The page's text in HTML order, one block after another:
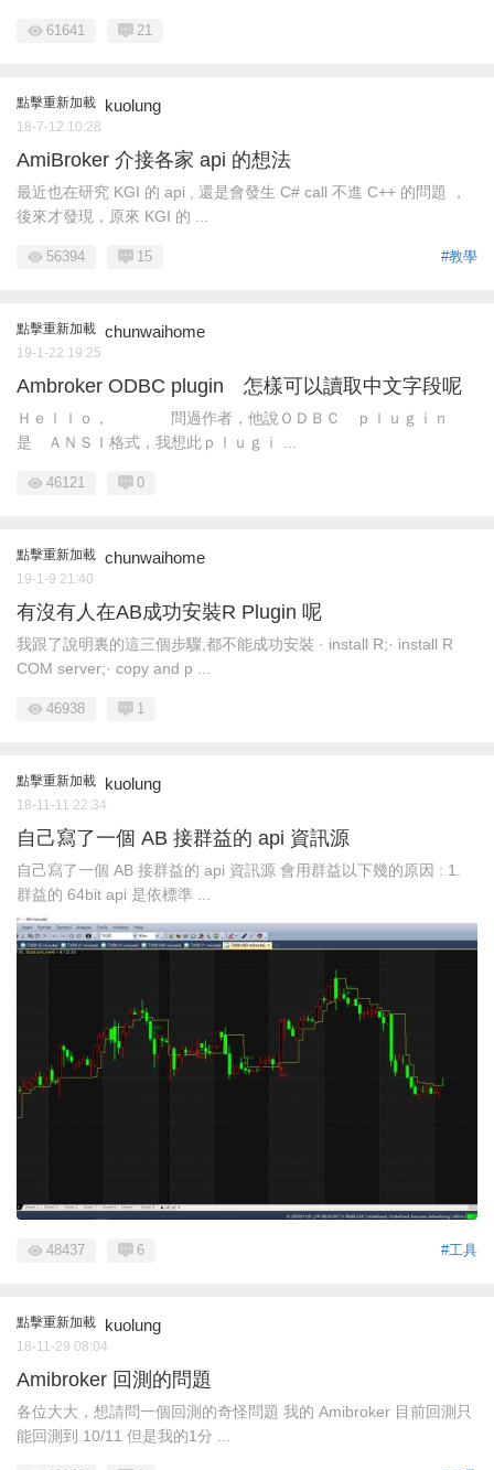
61641 21
點擊重新加載 kuolung
18-7-12 10:28
AmiBroker 介接各家 api 的想法
最近也在研究 KGI 的 api , 還是會發生 C# call 不進 C++ 的問題 ，
後來才發現，原來 KGI 的 ...
#教學
56394 15
點擊重新加載 chunwaihome
19-1-22 19:25
Ambroker ODBC plugin 怎樣可以讀取中文字段呢
Ｈｅｌｌｏ， 問過作者，他說ＯＤＢＣ ｐｌｕｇｉｎ
是 ＡＮＳＩ格式，我想此ｐｌｕｇｉ ...
46121 0
點擊重新加載 chunwaihome
19-1-9 21:40
有沒有人在AB成功安裝R Plugin 呢
我跟了說明裏的這三個步驟,都不能成功安裝 · install R;· install R
COM server;· copy and p ...
46938 1
點擊重新加載 kuolung
18-11-11 22:34
自己寫了一個 AB 接群益的 api 資訊源
自己寫了一個 AB 接群益的 api 資訊源 會用群益以下幾的原因 : 1.
群益的 64bit api 是依標準 ...
#工具
48437 6
點擊重新加載 kuolung
18-11-29 08:04
Amibroker 回測的問題
各位大大，想請問一個回測的奇怪問題 我的 Amibroker 目前回測只
能回測到 10/11 但是我的1分 ...